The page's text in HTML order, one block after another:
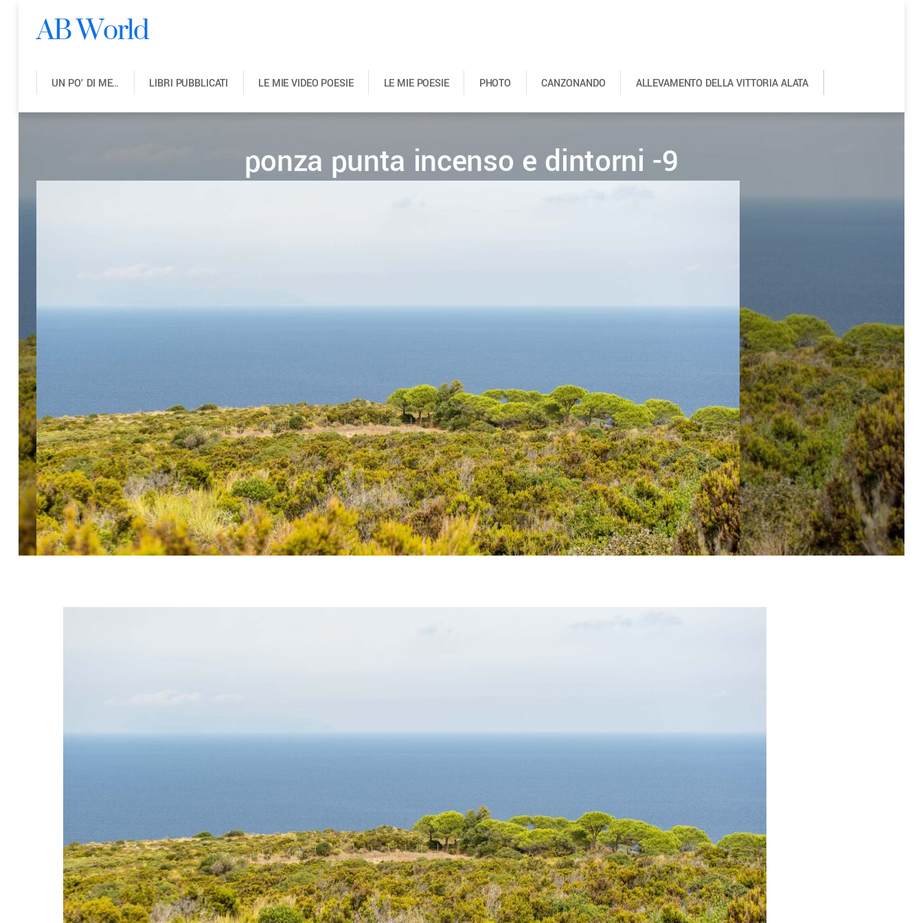
AB World
UN PO’ DI ME… LIBRI PUBBLICATI LE MIE VIDEO POESIE LE MIE POESIE PHOTO CANZONANDO ALLEVAMENTO DELLA VITTORIA ALATA
ponza punta incenso e dintorni -9